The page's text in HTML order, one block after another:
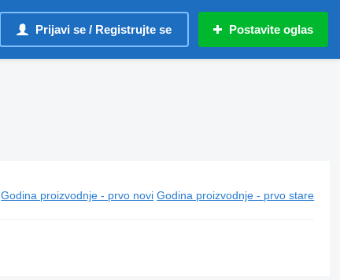
Prijavi se / Registrujte se Postavite oglas
Godina proizvodnje - prvo novi Godina proizvodnje - prvo stare